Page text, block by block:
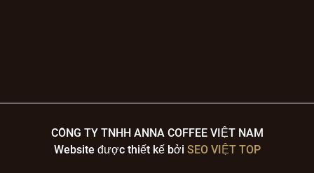
CÔNG TY TNHH ANNA COFFEE VIỆT NAM
Website được thiết kế bởi SEO VIỆT TOP